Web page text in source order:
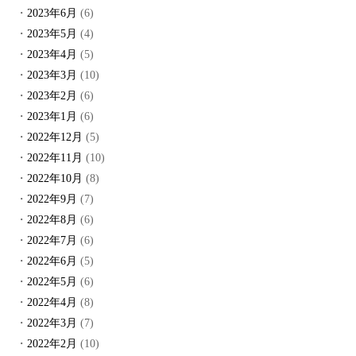
2023年6月 (6)
2023年5月 (4)
2023年4月 (5)
2023年3月 (10)
2023年2月 (6)
2023年1月 (6)
2022年12月 (5)
2022年11月 (10)
2022年10月 (8)
2022年9月 (7)
2022年8月 (6)
2022年7月 (6)
2022年6月 (5)
2022年5月 (6)
2022年4月 (8)
2022年3月 (7)
2022年2月 (10)